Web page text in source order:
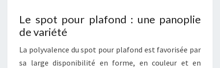
Le spot pour plafond : une panoplie
de variété
La polyvalence du spot pour plafond est favorisée par
sa large disponibilité en forme, en couleur et en